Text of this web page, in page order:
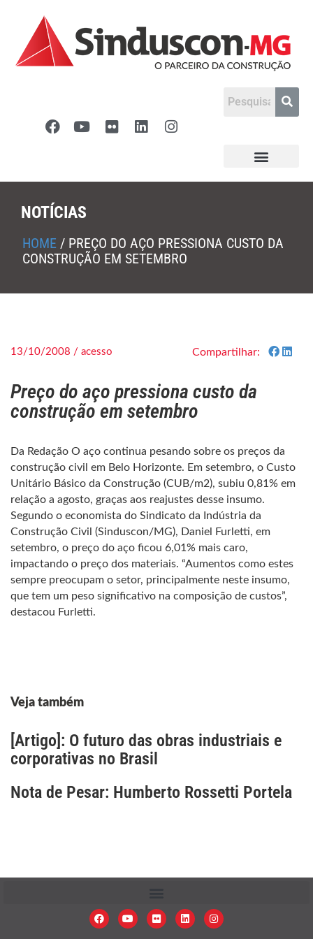
NOTÍCIAS
HOME / PREÇO DO AÇO PRESSIONA CUSTO DA
CONSTRUÇÃO EM SETEMBRO
13/10/2008 / acesso Compartilhar:
Preço do aço pressiona custo da
construção em setembro
Da Redação O aço continua pesando sobre os preços da
construção civil em Belo Horizonte. Em setembro, o Custo
Unitário Básico da Construção (CUB/m2), subiu 0,81% em
relação a agosto, graças aos reajustes desse insumo.
Segundo o economista do Sindicato da Indústria da
Construção Civil (Sinduscon/MG), Daniel Furletti, em
setembro, o preço do aço ficou 6,01% mais caro,
impactando o preço dos materiais. “Aumentos como estes
sempre preocupam o setor, principalmente neste insumo,
que tem um peso significativo na composição de custos”,
destacou Furletti.
Veja também
[Artigo]: O futuro das obras industriais e
corporativas no Brasil
Nota de Pesar: Humberto Rossetti Portela